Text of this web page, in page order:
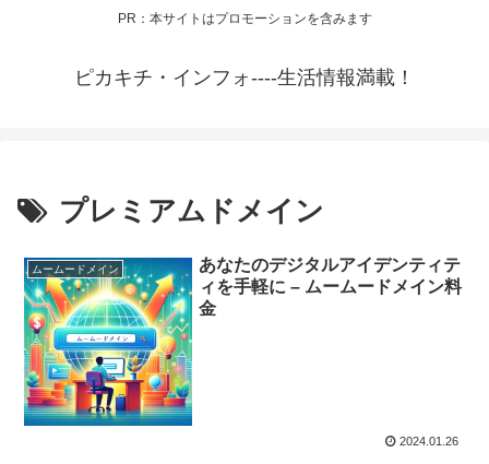
PR：本サイトはプロモーションを含みます
ピカキチ・インフォ----生活情報満載！
プレミアムドメイン
ムームードメイン
あなたのデジタルアイデンティテ
ィを手軽に – ムームードメイン料
金
2024.01.26